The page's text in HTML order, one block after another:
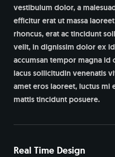
vestibulum dolor, a
efficitur erat ut massa
rhoncus, erat ac tincidunt
velit, in dignissim dolor ex
accumsan tempor magna id
lacus sollicitudin venenatis
amet eros laoreet, luctus mi
mattis tincidunt posuere.
Real Time Design